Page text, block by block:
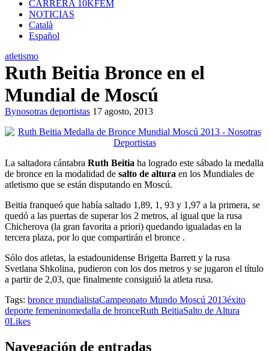
CARRERA 10KFEM
NOTICIAS
Català
Español
atletismo
Ruth Beitia Bronce en el
Mundial de Moscú
Bynosotras deportistas 17 agosto, 2013
La saltadora cántabra Ruth Beitia ha logrado este sábado la medalla
de bronce en la modalidad de salto de altura en los Mundiales de
atletismo que se están disputando en Moscú.
Beitia franqueó que había saltado 1,89, 1, 93 y 1,97 a la primera, se
quedó a las puertas de superar los 2 metros, al igual que la rusa
Chicherova (la gran favorita a priori) quedando igualadas en la
tercera plaza, por lo que compartirán el bronce .
Sólo dos atletas, la estadounidense Brigetta Barrett y la rusa
Svetlana Shkolina, pudieron con los dos metros y se jugaron el título
a partir de 2,03, que finalmente consiguió la atleta rusa.
Tags: bronce mundialistaCampeonato Mundo Moscú 2013éxito
deporte femeninomedalla de bronceRuth BeitiaSalto de Altura
0Likes
Navegación de entradas